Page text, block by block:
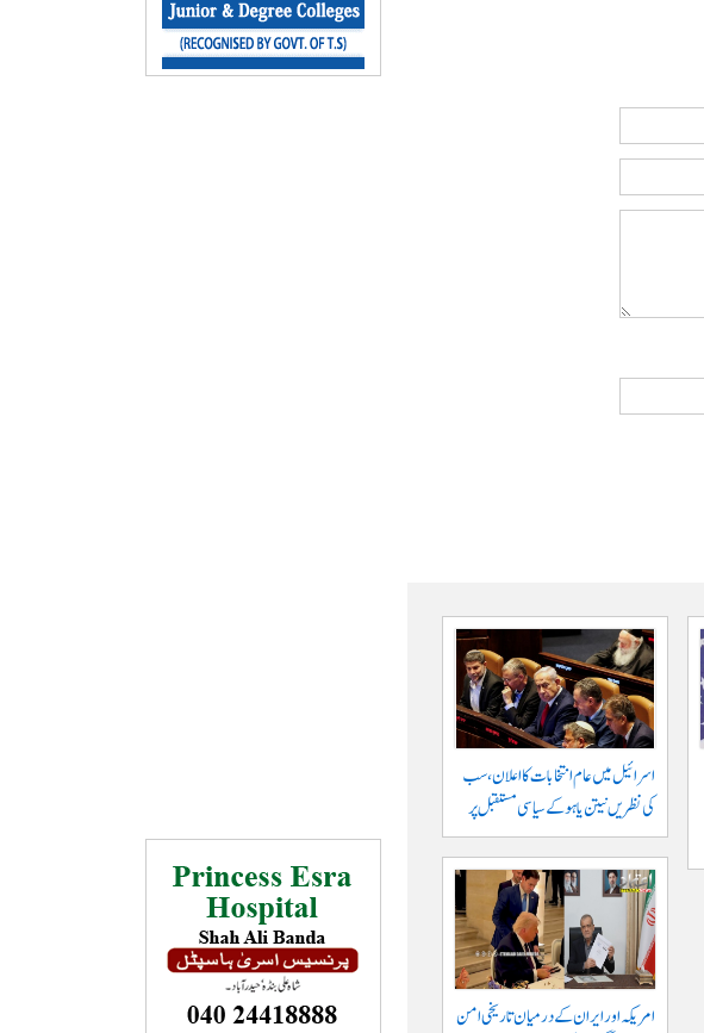
اسرائیل میں عام انتخابات کا اعلان، سب
کی نظریں نیتن یاہو کے سیاسی مستقبل پر
امریکہ اور ایران کے درمیان تاریخی امن